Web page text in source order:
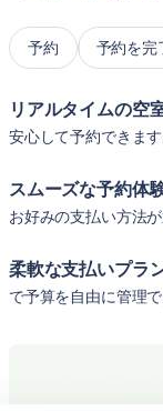
予約 予約を完
リアルタイムの空
安心して予約できます
スムーズな予約体
お好みの支払い方法が
柔軟な支払いプラ
で予算を自由に管理で